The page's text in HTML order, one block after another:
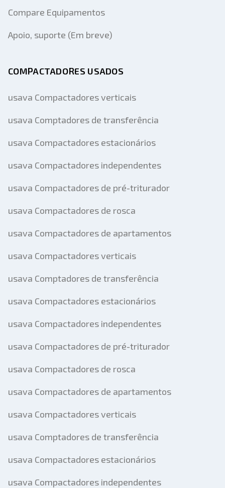
Compare Equipamentos
Apoio, suporte (Em breve)
COMPACTADORES USADOS
usava Compactadores verticais
usava Comptadores de transferência
usava Compactadores estacionários
usava Compactadores independentes
usava Compactadores de pré-triturador
usava Compactadores de rosca
usava Compactadores de apartamentos
usava Compactadores verticais
usava Comptadores de transferência
usava Compactadores estacionários
usava Compactadores independentes
usava Compactadores de pré-triturador
usava Compactadores de rosca
usava Compactadores de apartamentos
usava Compactadores verticais
usava Comptadores de transferência
usava Compactadores estacionários
usava Compactadores independentes